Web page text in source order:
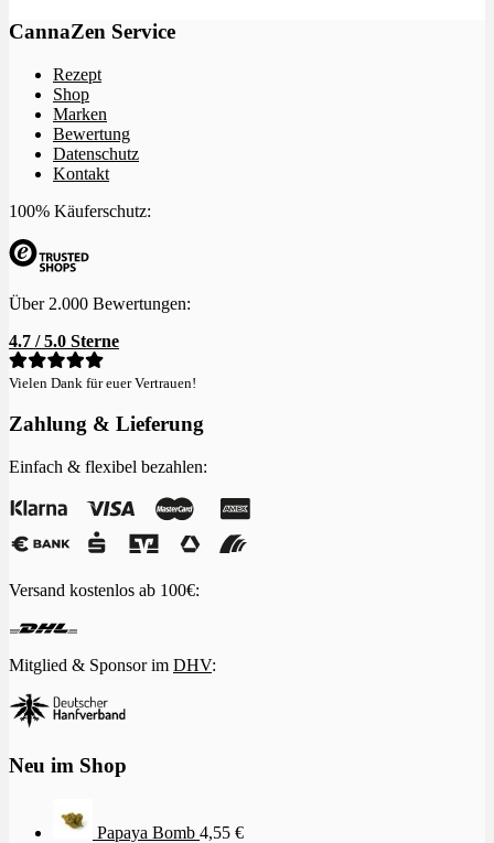
CannaZen Service
Rezept
Shop
Marken
Bewertung
Datenschutz
Kontakt
100% Käuferschutz:
Über 2.000 Bewertungen:
4.7 / 5.0 Sterne
Vielen Dank für euer Vertrauen!
Zahlung & Lieferung
Einfach & flexibel bezahlen:
Versand kostenlos ab 100€:
Mitglied & Sponsor im DHV:
Neu im Shop
Papaya Bomb 4,55 €